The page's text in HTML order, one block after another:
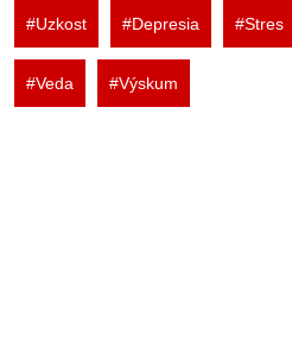
#Uzkost #Depresia #Stres
#Veda #Výskum